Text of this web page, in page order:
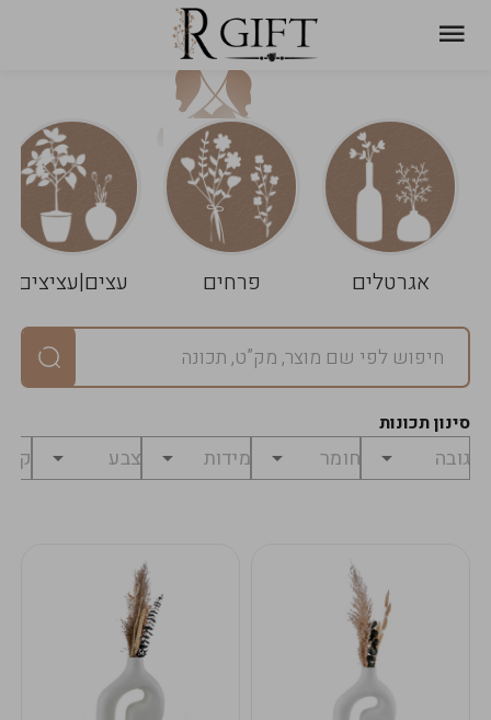
אגרטלים פרחים עצים|עציצים
סינון תכונות
עגלת
שלך
ניקוי
הסל
במארז
מחיר
לפני
₪0
לתשלום